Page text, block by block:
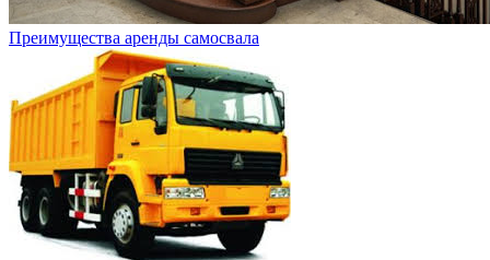
Преимущества аренды самосвала